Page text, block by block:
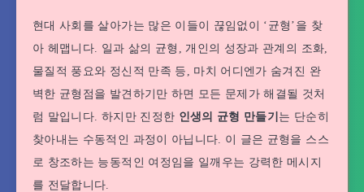
현대 사회를 살아가는 많은 이들이 끊임없이 ‘균형’을 찾
아 헤맵니다. 일과 삶의 균형, 개인의 성장과 관계의 조화,
물질적 풍요와 정신적 만족 등, 마치 어디엔가 숨겨진 완
벽한 균형점을 발견하기만 하면 모든 문제가 해결될 것처
럼 말입니다. 하지만 진정한 인생의 균형 만들기 는 단순히
찾아내는 수동적인 과정이 아닙니다. 이 글은 균형을 스스
로 창조하는 능동적인 여정임을 일깨우는 강력한 메시지
를 전달합니다.